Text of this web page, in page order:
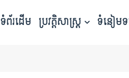
ទំព័រដើម ប្រវត្តិសាស្ត្រ ទំនៀមទ